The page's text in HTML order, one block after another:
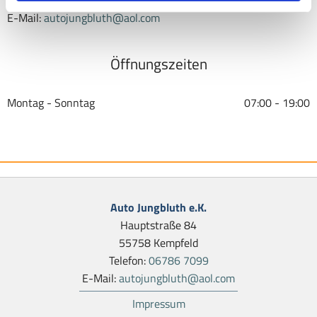
E-Mail:autojungbluth@aol.com
Öffnungszeiten
Montag - Sonntag 07:00 - 19:00
Auto Jungbluth e.K.
Hauptstraße 84
55758 Kempfeld
Telefon:06786 7099
E-Mail:autojungbluth@aol.com
Impressum